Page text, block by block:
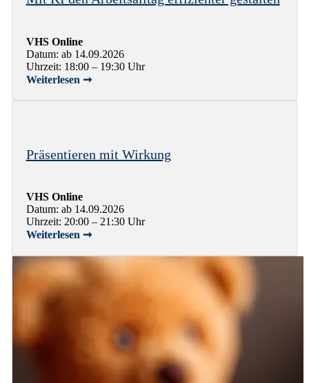
VHS Online
Datum: ab 14.09.2026
Uhrzeit: 18:00 – 19:30 Uhr
Weiterlesen ➞
Präsentieren mit Wirkung
VHS Online
Datum: ab 14.09.2026
Uhrzeit: 20:00 – 21:30 Uhr
Weiterlesen ➞